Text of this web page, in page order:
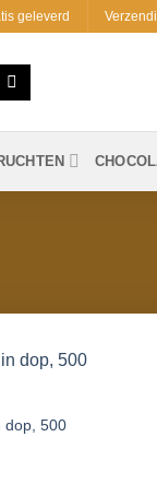
geleverd
aan
verlanglijst
dop, 500